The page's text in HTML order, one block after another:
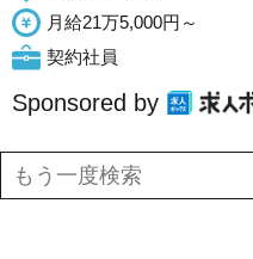
月給21万5,000円～
契約社員
Sponsored by